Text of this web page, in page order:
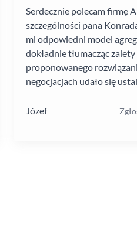
Serdecznie polecam firmę
szczególności pana
mi odpowiedni model
dokładnie tłumacząc zalety
proponowanego
negocjacjach udało się
szybko i schludnie.
Józef